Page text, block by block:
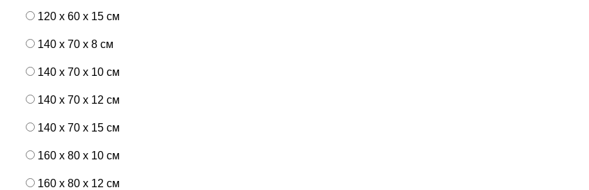
120 x 60 x 15 см
140 x 70 x 8 см
140 x 70 x 10 см
140 x 70 x 12 см
140 x 70 x 15 см
160 x 80 x 10 см
160 x 80 x 12 см